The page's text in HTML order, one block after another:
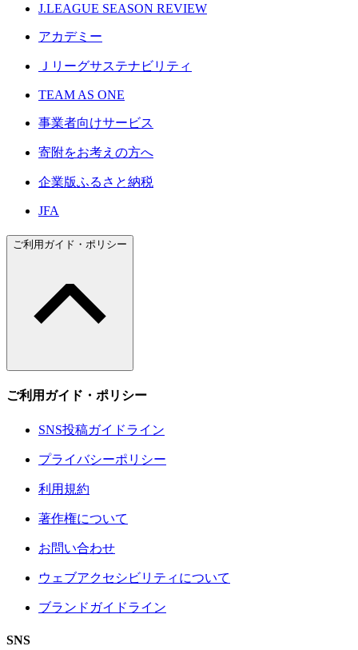
J.LEAGUE SEASON REVIEW
アカデミー
Ｊリーグサステナビリティ
TEAM AS ONE
事業者向けサービス
寄附をお考えの方へ
企業版ふるさと納税
JFA
ご利用ガイド・ポリシー
ご利用ガイド・ポリシー
SNS投稿ガイドライン
プライバシーポリシー
利用規約
著作権について
お問い合わせ
ウェブアクセシビリティについて
ブランドガイドライン
SNS